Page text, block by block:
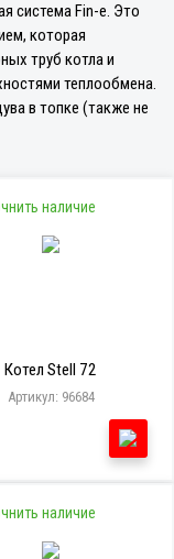
система Fin-e. Это
которая
труб котла и
теплообмена.
в топке (также не
наличие
Котел Stell 72
Артикул: 96684
наличие